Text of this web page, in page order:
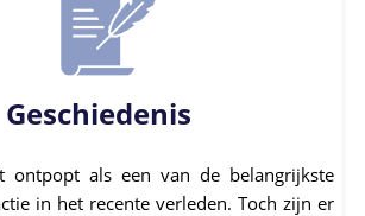
Geschiedenis
ontpopt als een van de belangrijkste
in het recente verleden. Toch zijn er